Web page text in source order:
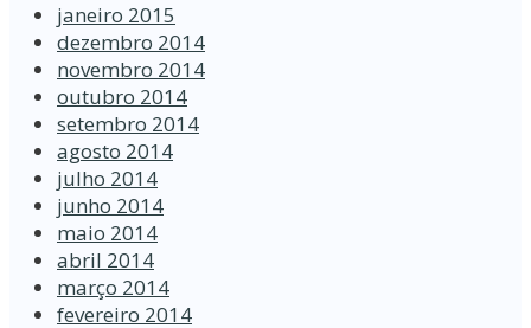
janeiro 2015
dezembro 2014
novembro 2014
outubro 2014
setembro 2014
agosto 2014
julho 2014
junho 2014
maio 2014
abril 2014
março 2014
fevereiro 2014